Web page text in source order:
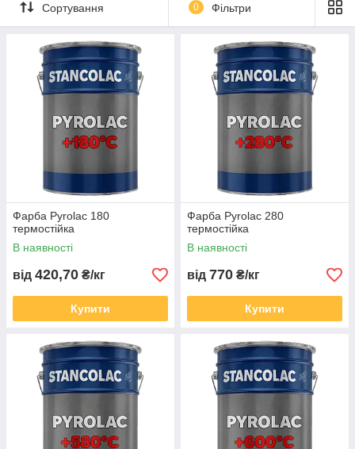
різних кольорах, зокрема в популярних відтінках чорного,
Сортування 0 Фільтри
Фарба Pyrolac 180
термостійка
В наявності
від 420,70 ₴/кг
Купити
Фарба Pyrolac 280
термостійка
В наявності
від 770 ₴/кг
Купити